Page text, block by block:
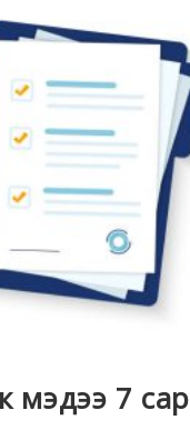
мэдээ 7 сар